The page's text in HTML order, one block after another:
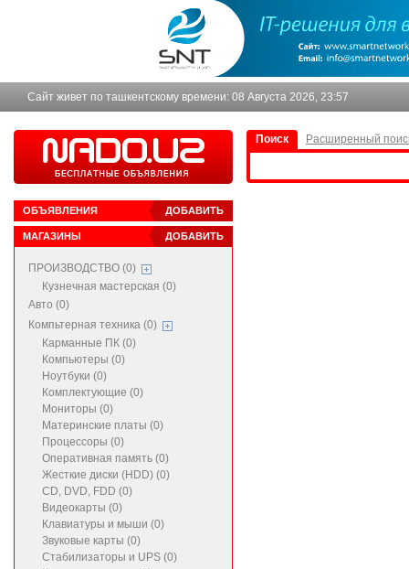
Сайт живет по ташкентскому времени: 08 Августа 2026, 23:57
ДОБАВИТЬ
ОБЪЯВЛЕНИЯ
ДОБАВИТЬ
МАГАЗИНЫ
ПРОИЗВОДСТВО (0)
Кузнечная мастерская (0)
Авто (0)
Компьтерная техника (0)
Карманные ПК (0)
Компьютеры (0)
Ноутбуки (0)
Комплектующие (0)
Мониторы (0)
Материнские платы (0)
Процессоры (0)
Оперативная память (0)
Жесткие диски (HDD) (0)
CD, DVD, FDD (0)
Видеокарты (0)
Клавиатуры и мыши (0)
Звуковые карты (0)
Стабилизаторы и UPS (0)
Поиск Расширенный